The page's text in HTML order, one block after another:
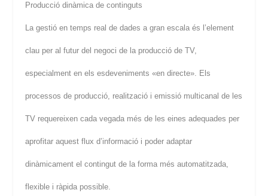
Producció dinàmica de continguts
La gestió en temps real de dades a gran escala és l’element
clau per al futur del negoci de la producció de TV,
especialment en els esdeveniments «en directe». Els
processos de producció, realització i emissió multicanal de les
TV requereixen cada vegada més de les eines adequades per
aprofitar aquest flux d’informació i poder adaptar
dinàmicament el contingut de la forma més automatitzada,
flexible i ràpida possible.